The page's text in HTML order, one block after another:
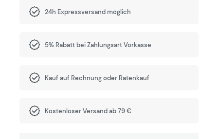
24h Expressversand möglich
5% Rabatt bei Zahlungsart Vorkasse
Kauf auf Rechnung oder Ratenkauf
Kostenloser Versand ab 79 €